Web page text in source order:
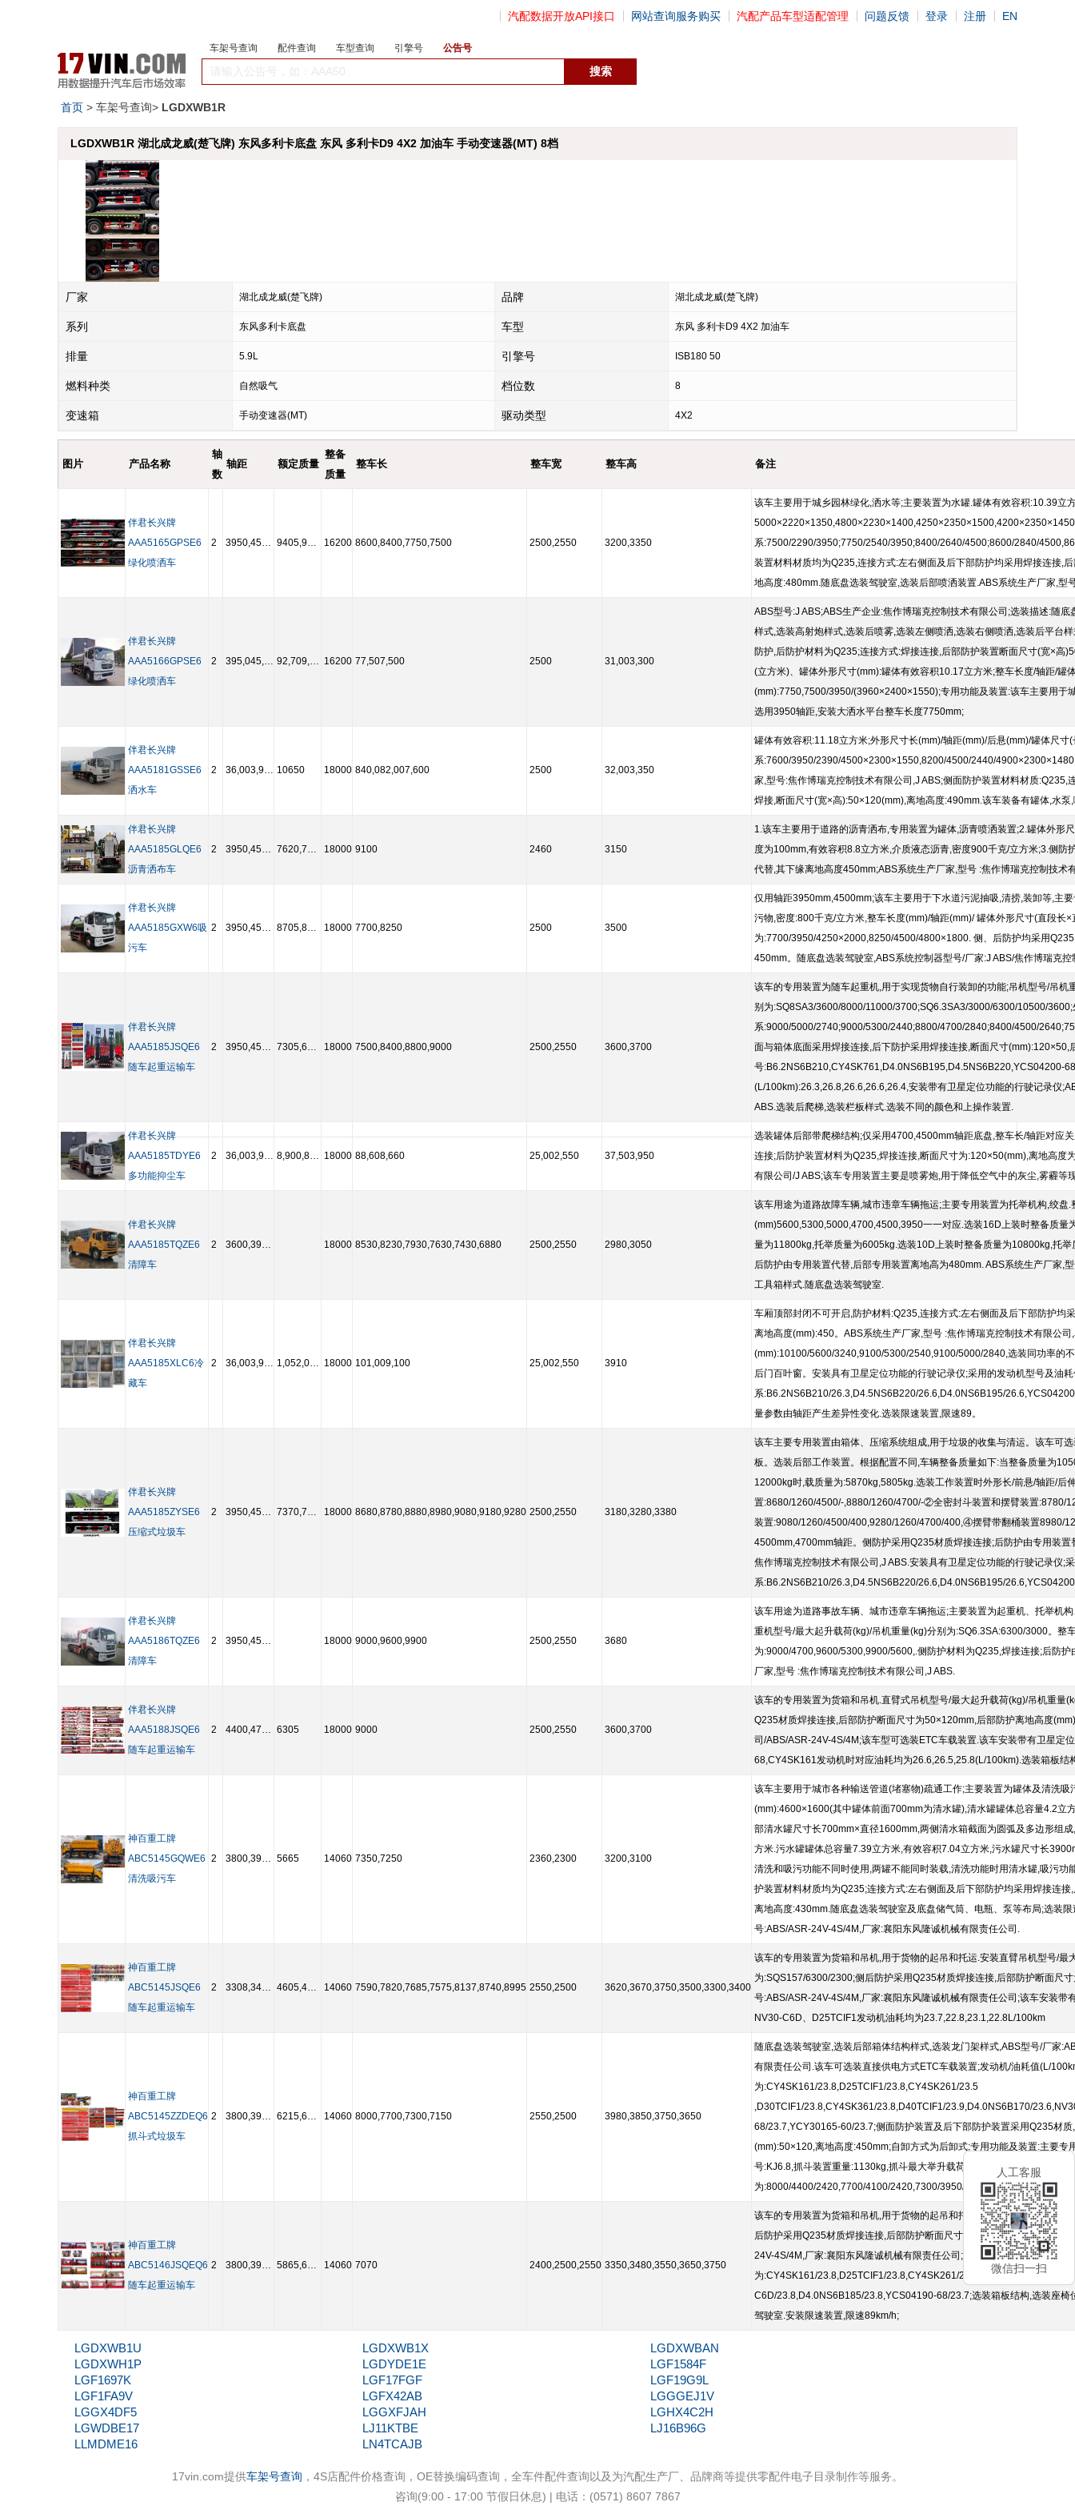
汽配数据开放API接口 网站查询服务购买 汽配产品车型适配管理 问题反馈 登录 注册 EN
车架号查询 配件查询 车型查询 引擎号 公告号
首页 > 车架号查询> LGDXWB1R
LGDXWB1R 湖北成龙威(楚飞牌) 东风多利卡底盘 东风 多利卡D9 4X2 加油车 手动变速器(MT) 8档
厂家 湖北成龙威(楚飞牌) 品牌 湖北成龙威(楚飞牌)
系列 东风多利卡底盘 车型 东风 多利卡D9 4X2 加油车
排量 5.9L 引擎号 ISB180 50
燃料种类 自然吸气 档位数 8
变速箱 手动变速器(MT) 驱动类型 4X2
图片 产品名称
轴
数
轴距 额定质量
整备
质量
整车长 整车宽 整车高 备注
伴君长兴牌
AAA5165GPSE6
绿化喷洒车
2 3950,4500,4700,5000,5300,5600 9405,9470 16200 8600,8400,7750,7500 2500,2550 3200,3350
该车主要用于城乡园林绿化,洒水等;主要装置为水罐.罐体有效容积:10.39立
系:7500/2290/3950;7750/2540/3950;8400/2640/4500;8600/2840/
装置材料材质均为Q235,连接方式:左右侧面及后下部防护均采用焊接连接,
地高度:480mm.随底盘选装驾驶室,选装后部喷洒装置.ABS系统生产厂家,型
伴君长兴牌
AAA5166GPSE6
绿化喷洒车
2 395,045,004,700,500,000,000,000 92,709,205 16200 77,507,500 2500 31,003,300
ABS型号:J ABS;ABS生产企业:焦作博瑞克控制技术有限公司;选装描述:随
样式,选装高射炮样式,选装后喷雾,选装左侧喷洒,选装右侧喷洒,选装后平台
防护,后防护材料为Q235;连接方式:焊接连接,后部防护装置断面尺寸(宽×高
(立方米)、罐体外形尺寸(mm):罐体有效容积10.17立方米;整车长度/轴距/罐
(mm):7750,7500/3950/(3960×2400×1550);专用功能及装置:该车主要用于
选用3950轴距,安装大洒水平台整车长度7750mm;
伴君长兴牌
AAA5181GSSE6
洒水车
2 36,003,950,450,047,000,000,000,000,000,000 10650 18000 840,082,007,600 2500 32,003,350
罐体有效容积:11.18立方米;外形尺寸长(mm)/轴距(mm)/后悬(mm)/罐体尺寸
系:7600/3950/2390/4500×2300×1550,8200/4500/2440/
家,型号:焦作博瑞克控制技术有限公司,J ABS;侧面防护装置材料材质
焊接,断面尺寸(宽×高):50×120(mm),离地高度:490mm.该车装备有罐体,水
伴君长兴牌
AAA5185GLQE6
沥青洒布车
2 3950,4500,4700,5000,5300,5600 7620,7555 18000 9100 2460 3150
1.该车主要用于道路的沥青洒布,专用装置为罐体,沥青喷洒装置;2.罐体外形
度为100mm,有效容积8.8立方米,介质液态沥青,密度900千克/立方米;3.侧
代替,其下缘离地高度450mm;ABS系统生产厂家,型号 :焦作博瑞克控制技术
伴君长兴牌
AAA5185GXW6吸
污车
2 3950,4500,4700,5000,5300,5600 8705,8640 18000 7700,8250 2500 3500
仅用轴距3950mm,4500mm;该车主要用于下水道污泥抽吸,清捞,装卸等,主
污物,密度:800千克/立方米,整车长度(mm)/轴距(mm)/ 罐体外形尺寸(直段长
为:7700/3950/4250×2000,8250/4500/4800×1800. 侧、后防护均采用
450mm。随底盘选装驾驶室,ABS系统控制器型号/厂家:J ABS/焦作博瑞克
伴君长兴牌
AAA5185JSQE6
随车起重运输车
2 3950,4500,4700,5000,5300,5600 7305,6805 18000 7500,8400,8800,9000 2500,2550 3600,3700
该车的专用装置为随车起重机,用于实现货物自行装卸的功能;吊机型号/吊
别为:SQ8SA3/3600/8000/11000/3700;SQ6.3SA3/3000/6300/10500/
系:9000/5000/2740;9000/5300/2440;8800/4700/2840;8400/4500/
面与箱体底面采用焊接连接,后下防护采用焊接连接,断面尺寸(mm):120×50,
号:B6.2NS6B210,CY4SK761,D4.0NS6B195,D4.5NS6B220,YCS04200-
(L/100km):26.3,26.8,26.6,26.6,26.4,安装带有卫星定位功能的行驶记录仪
ABS.选装后爬梯,选装栏板样式.选装不同的颜色和上操作装置.
伴君长兴牌
AAA5185TDYE6
多功能抑尘车
2 36,003,950,450,047,000,000,000,000,000,000 8,900,883,584,408,370 18000 88,608,660 25,002,550 37,503,950
选装罐体后部带爬梯结构;仅采用4700,4500mm轴距底盘,整车长/轴距对应
连接;后防护装置材料为Q235,焊接连接,断面尺寸为:120×50(mm),离地高度
有限公司/J ABS;该车专用装置主要是喷雾炮,用于降低空气中的灰尘,雾霾等
伴君长兴牌
AAA5185TQZE6
清障车
2 3600,3950,4500,4700,5000,5300,5600 18000 8530,8230,7930,7630,7430,6880 2500,2550 2980,3050
该车用途为道路故障车辆,城市违章车辆拖运;主要专用装置为托举机构,绞
(mm)5600,5300,5000,4700,4500,3950一一对应.选装16D上装时整备质
量为11800kg,托举质量为6005kg.选装10D上装时整备质量为10800kg,托
后防护由专用装置代替,后部专用装置离地高为480mm. ABS系统生产厂家,
工具箱样式.随底盘选装驾驶室.
伴君长兴牌
AAA5185XLC6冷
藏车
2 36,003,950,450,047,000,000,000,000,000,000 1,052,010,455 18000 101,009,100 25,002,550 3910
车厢顶部封闭不可开启,防护材料:Q235,连接方式:左右侧面及后下部防护均
离地高度(mm):450。ABS系统生产厂家,型号 :焦作博瑞克控制技术有限公
(mm):10100/5600/3240,9100/5300/2540,9100/5000/2840,选装同功率的
后门百叶窗。安装具有卫星定位功能的行驶记录仪;采用的发动机型号及油
系:B6.2NS6B210/26.3,D4.5NS6B220/26.6,D4.0NS6B195/
量参数由轴距产生差异性变化.选装限速装置,限速89。
伴君长兴牌
AAA5185ZYSE6
压缩式垃圾车
2 3950,4500,4700,5000,5300,5600 7370,7305,5870,5805 18000 8680,8780,8880,8980,9080,9180,9280 2500,2550 3180,3280,3380
该车主要专用装置由箱体、压缩系统组成,用于垃圾的收集与清运。该车可
板。选装后部工作装置。根据配置不同,车辆整备质量如下:当整备质量为
12000kg时,载质量为:5870kg,5805kg.选装工作装置时外形长/前悬/轴距/后
置:8680/1260/4500/-,8880/1260/4700/-②全密封斗装置和摆臂装置:8780/
装置:9080/1260/4500/400,9280/1260/4700/400,④摆臂带翻桶装置8980/
4500mm,4700mm轴距。侧防护采用Q235材质焊接连接;后防护由专用装
焦作博瑞克控制技术有限公司,J ABS.安装具有卫星定位功能的行驶记录仪;
系:B6.2NS6B210/26.3,D4.5NS6B220/26.6,D4.0NS6B195/
伴君长兴牌
AAA5186TQZE6
清障车
2 3950,4500,4700,5000,5300,5600 18000 9000,9600,9900 2500,2550 3680
该车用途为道路事故车辆、城市违章车辆拖运;主要装置为起重机、托举机
重机型号/最大起升载荷(kg)/吊机重量(kg)分别为:SQ6.3SA:6300/3000。整
为:9000/4700,9600/5300,9900/5600,.侧防护材料为Q235,焊接连接;后防
厂家,型号 :焦作博瑞克控制技术有限公司,J ABS.
伴君长兴牌
AAA5188JSQE6
随车起重运输车
2 4400,4700,5200,3800,4100 6305 18000 9000 2500,2550 3600,3700
该车的专用装置为货箱和吊机.直臂式吊机型号/最大起升载荷(kg)/吊机重量
Q235材质焊接连接,后部防护断面尺寸为50×120mm,后部防护离地高度
司/ABS/ASR-24V-4S/4M;该车型可选装ETC车载装置.该车安装带有卫星定
68,CY4SK161发动机时对应油耗均为26.6,26.5,25.8(L/100km).选装箱板结
神百重工牌
ABC5145GQWE6
清洗吸污车
2 3800,3950,4050,4100,4400,4700,5200 5665 14060 7350,7250 2360,2300 3200,3100
该车主要用于城市各种输送管道(堵塞物)疏通工作;主要装置为罐体及清洗
(mm):4600×1600(其中罐体前面700mm为清水罐),清水罐罐体总容量4.2立
部清水罐尺寸长700mm×直径1600mm,两侧清水箱截面为圆弧及多边形组
方米.污水罐罐体总容量7.39立方米,有效容积7.04立方米,污水罐尺寸长
清洗和吸污功能不同时使用,两罐不能同时装载,清洗功能时用清水罐,吸污
护装置材料材质均为Q235;连接方式:左右侧面及后下部防护均采用焊接连
离地高度:430mm.随底盘选装驾驶室及底盘储气筒、电瓶、泵等布局;选装
号:ABS/ASR-24V-4S/4M,厂家:襄阳东风隆诚机械有限责任公司.
神百重工牌
ABC5145JSQE6
随车起重运输车
2 3308,3400,3600,3700,3800,3950,4050,4200,4400,4700,5200 4605,4965,5365 14060 7590,7820,7685,7575,8137,8740,8995 2550,2500 3620,3670,3750,3500,3300,3400
该车的专用装置为货箱和吊机,用于货物的起吊和托运.安装直臂吊机型号/最
为:SQS157/6300/2300;侧后防护采用Q235材质焊接连接,后部防护断面尺
号:ABS/ASR-24V-4S/4M,厂家:襄阳东风隆诚机械有限责任公司;该车安装
NV30-C6D、D25TCIF1发动机油耗均为23.7,22.8,23.1,22.8L/100km
神百重工牌
ABC5145ZZDEQ6
抓斗式垃圾车
2 3800,3950,4050,4100,4400,4700,5200 6215,6465 14060 8000,7700,7300,7150 2550,2500 3980,3850,3750,3650
随底盘选装驾驶室,选装后部箱体结构样式,选装龙门架样式,ABS型号/厂家
有限责任公司.该车可选装直接供电方式ETC车载装置;发动机/油耗值(L/
为:CY4SK161/23.8,D25TCIF1/23.8,CY4SK261/23.5
,D30TCIF1/23.8,CY4SK361/23.8,D40TCIF1/23.9,D4.0NS6B170/
68/23.7,YCY30165-60/23.7;侧面防护装置及后下部防护装置采用Q235材
(mm):50×120,离地高度:450mm;自卸方式为后卸式;专用功能及装置:主要专
号:KJ6.8,抓斗装置重量:1130kg,抓斗最大举升载荷:850kg。整车长度/轴距/
为:8000/4400/2420,7700/4100/2420,7300/3950/2170,7150/3800/2170,
神百重工牌
ABC5146JSQEQ6
随车起重运输车
2 3800,3950,4050,4100,4400,4700,5200 5865,6365 14060 7070 2400,2500,2550 3350,3480,3550,3650,3750
该车的专用装置为货箱和吊机,用于货物的起吊和托运.安装吊机型号/最大
后防护采用Q235材质焊接连接,后部防护断面尺寸为50×120mm,后部防护
24V-4S/4M,厂家:襄阳东风隆诚机械有限责任公司;该车安装带有卫星定位
为:CY4SK161/23.8,D25TCIF1/23.8,CY4SK261/23.5,D30TCIF1/
C6D/23.8,D4.0NS6B185/23.8,YCS04190-68/23.7;选装箱板结构,选装座
驾驶室.安装限速装置,限速89km/h;
LGDXWB1U LGDXWB1X
LGDXWBAN
LGDXWH1P
LGDYDE1E
LGF1584F
LGF1697K
LGF17FGF
LGF19G9L
LGF1FA9V
LGFX42AB
LGGGEJ1V
LGGX4DF5
LGGXFJAH
LGHX4C2H
LGWDBE17
LJ11KTBE
LJ16B96G
LLMDME16
LN4TCAJB
人工客服
微信扫一扫
17vin.com提供车架号查询 ，4S店配件价格查询，OE替换编码查询，全车件配件查询以及为汽配生产厂、品牌商等提供零配件电子目录制作等服务。
咨询(9:00 - 17:00 节假日休息) | 电话：(0571) 8607 7867